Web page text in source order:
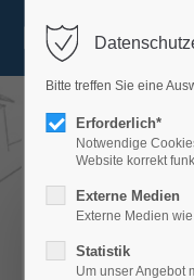
Balkon
IHRE
Bitte treffen Sie eine
Erforderlich*
Notwendige
Website korrekt
Externe Medien
Externe Medien
Statistik
Um unser Angebot